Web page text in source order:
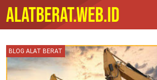
BLOG ALAT BERAT